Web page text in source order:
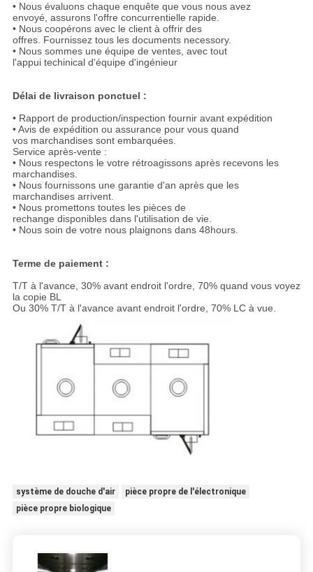
• Nous évaluons chaque enquête que vous nous avez
envoyé, assurons l'offre concurrentielle rapide.
• Nous coopérons avec le client à offrir des
offres. Fournissez tous les documents necessory.
• Nous sommes une équipe de ventes, avec tout
l'appui techinical d'équipe d'ingénieur
Délai de livraison ponctuel :
• Rapport de production/inspection fournir avant expédition
• Avis de expédition ou assurance pour vous quand
vos marchandises sont embarquées.
Service après-vente :
• Nous respectons le votre rétroagissons après recevons les
marchandises.
• Nous fournissons une garantie d'an après que les
marchandises arrivent.
• Nous promettons toutes les pièces de
rechange disponibles dans l'utilisation de vie.
• Nous soin de votre nous plaignons dans 48hours.
Terme de paiement :
T/T à l'avance, 30% avant endroit l'ordre, 70% quand vous voyez
la copie BL
Ou 30% T/T à l'avance avant endroit l'ordre, 70% LC à vue.
système de douche d'air
pièce propre de l'électronique
pièce propre biologique